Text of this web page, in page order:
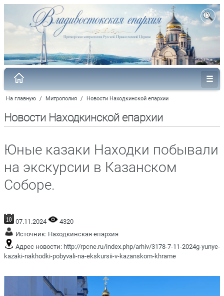
На главную / Митрополия / Новости Находкинской епархии
Новости Находкинской епархии
Юные казаки Находки побывали
на экскурсии в Казанском
Соборе.
07.11.2024
4320
Источник: Находкинская епархия
Адрес новости: http://rpcne.ru/index.php/arhiv/3178-7-11-2024g-yunye-
kazaki-nakhodki-pobyvali-na-ekskursii-v-kazanskom-khrame